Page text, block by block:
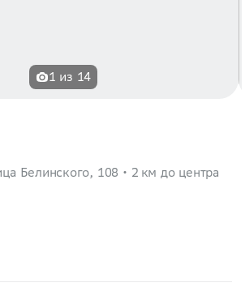
1 из 14
Белинского, 108 2 км до центра